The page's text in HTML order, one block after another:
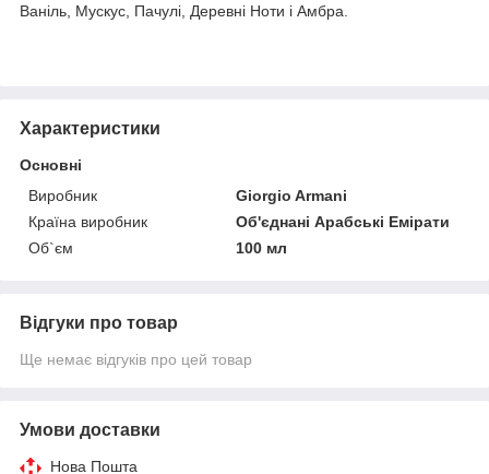
Ваніль, Мускус, Пачулі, Деревні Ноти і Амбра.
Характеристики
Основні
Виробник
Giorgio Armani
Країна виробник
Об'єднані Арабські Емірати
Об`єм
100 мл
Відгуки про товар
Ще немає відгуків про цей товар
Умови доставки
Нова Пошта